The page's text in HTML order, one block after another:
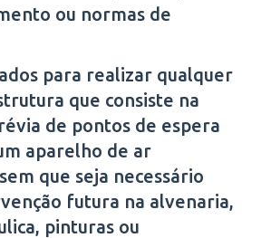
ou normas de
para realizar qualquer
que consiste na
de pontos de espera
aparelho de ar
que seja necessário
futura na alvenaria,
pinturas ou